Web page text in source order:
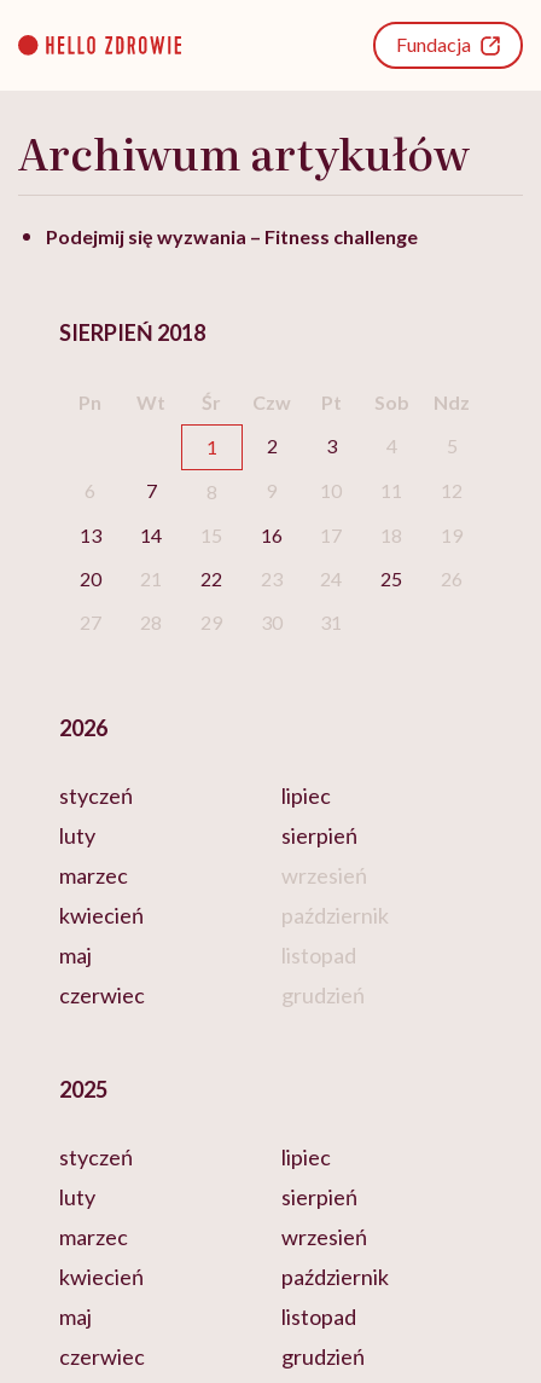
content
Fundacja
Archiwum artykułów
Podejmij się wyzwania – Fitness challenge
SIERPIEŃ 2018
Pn Wt Śr Czw Pt Sob
Ndz
1
2 3 4
5
6
7 8 9 10 11
12
13
14 15 16 17 18
19
20
21 22 23 24 25
26
27
28 29 30 31
2026
styczeń
luty
marzec
kwiecień
maj
czerwiec
lipiec
sierpień
wrzesień
październik
listopad
grudzień
2025
styczeń
luty
marzec
kwiecień
maj
czerwiec
lipiec
sierpień
wrzesień
październik
listopad
grudzień